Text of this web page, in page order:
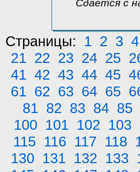
Сдается с
Страницы: 1 2 3 4
21 22 23 24 25
41 42 43 44 45
61 62 63 64 65
81 82 83 84 85
100 101 102 103
115 116 117 118
130 131 132 133